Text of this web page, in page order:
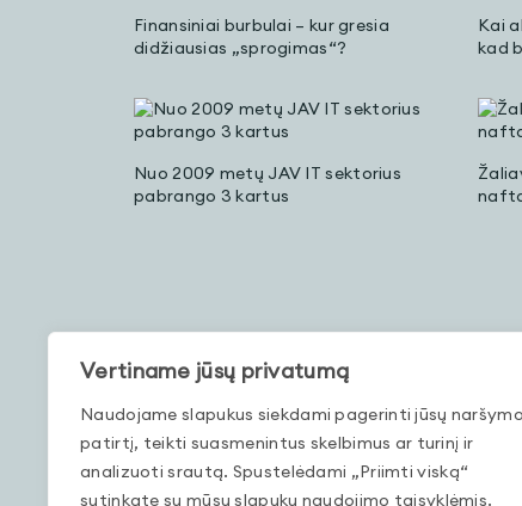
Vertiname jūsų privatumą
Naudojame slapukus siekdami pagerinti jūsų naršymo
patirtį, teikti suasmenintus skelbimus ar turinį ir
analizuoti srautą. Spustelėdami „Priimti viską“
sutinkate su mūsų slapukų naudojimo taisyklėmis.
Finansiniai burbulai – kur gresia
didžiausias „sprogimas“?
Kai
kad
Nuo 2009 metų JAV IT sektorius
pabrango 3 kartus
Finansų gidas: kur vertėtų investuoti
2016-aisiais?
šį